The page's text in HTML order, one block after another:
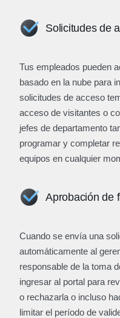
Solicitudes de
Tus empleados pueden
basado en la nube para
solicitudes de acceso
acceso de visitantes o
jefes de departamento
programar y completar
equipos en cualquier
Aprobación de
Cuando se envía una
automáticamente al
responsable de la toma
ingresar al portal para
o rechazarla o incluso
limitar el período de